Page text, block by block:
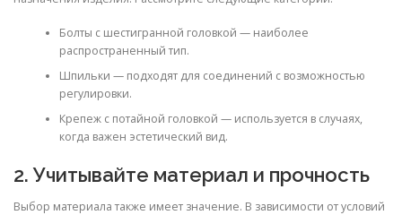
Болты с шестигранной головкой — наиболее
распространенный тип.
Шпильки — подходят для соединений с возможностью
регулировки.
Крепеж с потайной головкой — используется в случаях,
когда важен эстетический вид.
2. Учитывайте материал и прочность
Выбор материала также имеет значение. В зависимости от условий